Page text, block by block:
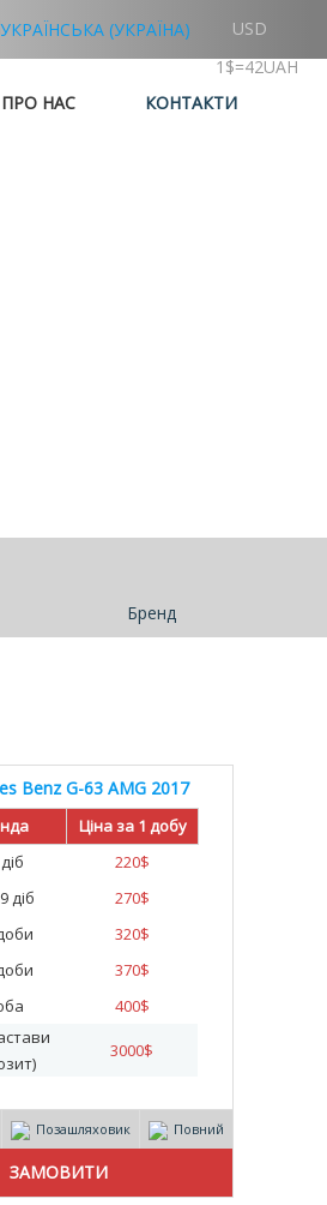
USD
1$=42UAH
ПРО НАС КОНТАКТИ
Бренд
Benz G-63 AMG 2017
Ціна за 1 добу
220$
діб
270$
320$
370$
400$
3000$
Позашляховик Повний